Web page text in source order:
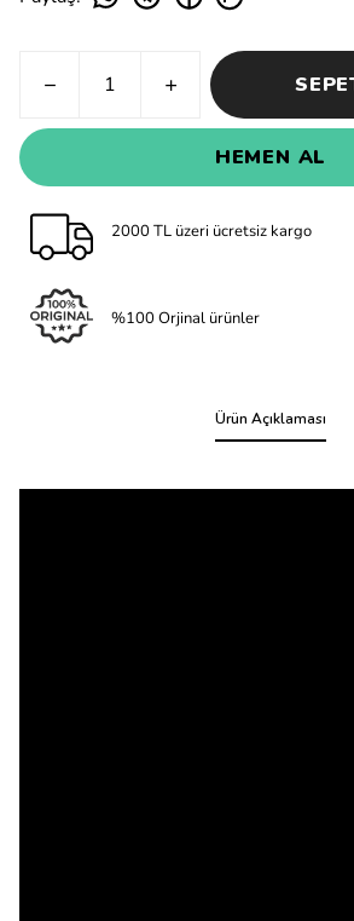
HEMEN AL
2000 TL üzeri ücretsiz kargo
%100 Orjinal ürünler
Ürün Açıklaması